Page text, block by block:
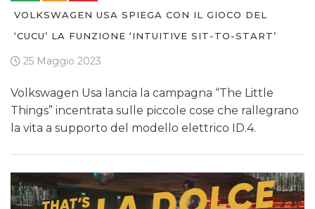
VOLKSWAGEN USA SPIEGA CON IL GIOCO DEL
‘CUCU’ LA FUNZIONE ‘INTUITIVE SIT-TO-START’
25 Maggio 2023
Volkswagen Usa lancia la campagna “The Little
Things” incentrata sulle piccole cose che rallegrano
la vita a supporto del modello elettrico ID.4.